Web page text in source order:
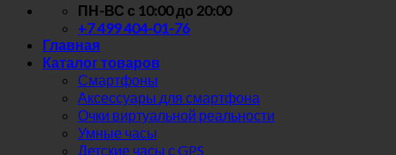
ПН-ВС с 10:00 до 20:00
+7 499 404-01-76
Главная
Каталог товаров
Смартфоны
Аксессуары для смартфона
Очки виртуальной реальности
Умные часы
Детские часы с GPS